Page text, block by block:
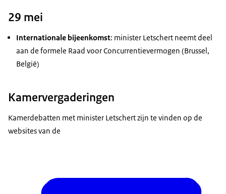
29 mei
Internationale bijeenkomst: minister Letschert neemt deel
aan de formele Raad voor Concurrentievermogen (Brussel,
België)
Kamervergaderingen
Kamerdebatten met minister Letschert zijn te vinden op de
websites van de